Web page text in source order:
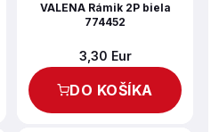
VALENA Rámik 2P biela
774452
3,30 Eur
DO KOŠÍKA